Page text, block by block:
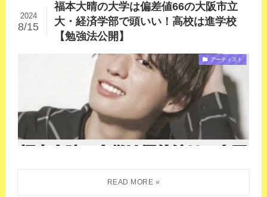
福本大晴の大学は偏差値66の大阪市立
大・経済学部で頭いい！高校は進学校
【勉強法公開】
2024
8/15
アーティスト